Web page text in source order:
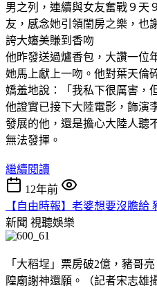
男之列，連續與女友奮戰９天
友，感念她引領閨房之樂，也
誇大嬸美賺到香吻
他昨發送過爐香包，大讚一位
她馬上獻上一吻。他對葉天倫
嬌羞地說：「我私下很厲害，
他證實已接下大陸電影，飾演
發展的他，還是擔心大陸人聽
無法發揮。
繼續閱讀
12年前
【自由時報】老婆想要沒膽給
新聞 視聽娛樂
「大稻埕」票房破2億，豬哥
隍廟謝神還願。（記者宋志雄